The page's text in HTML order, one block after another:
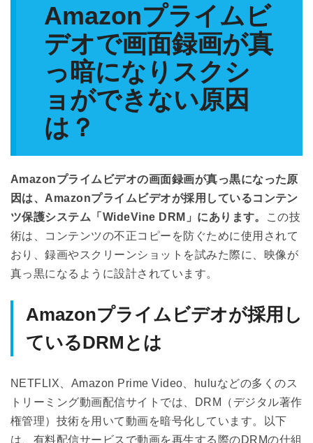
Amazonプライムビ
デオで画面録画が真
っ暗になりスクシ
ョができない原因
は？
Amazonプライムビデオの画面録画が真っ黒になった原
因は、Amazonプライムビデオが採用しているコンテン
ツ保護システム「WideVine DRM」にあります。
この技
術は、コンテンツの不正コピーを防ぐために使用されて
おり、録画やスクリーンショットを試みた際に、映像が
真っ黒になるように設計されています。
Amazonプライムビデオが採用し
ているDRMとは
NETFLIX、Amazon Prime Video、huluなどの多くのス
トリーミング動画配信サイトでは、DRM（デジタル著作
権管理）技術を用いて動画を暗号化しています。以下
は、有料配信サービスで動画を再生する際のDRMの仕組